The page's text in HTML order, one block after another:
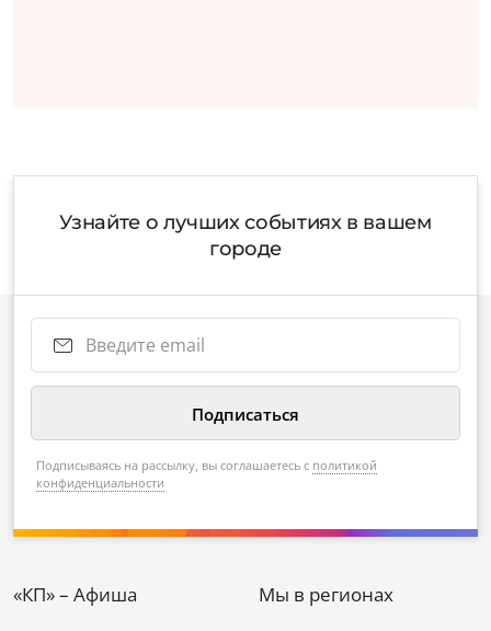
Узнайте о лучших событиях в вашем
городе
Подписываясь на рассылку, вы соглашаетесь с политикой
конфиденциальности
«КП» – Афиша Мы в регионах